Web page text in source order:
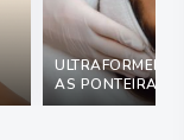
ULTRAFORMER:
AS PONTEIRAS